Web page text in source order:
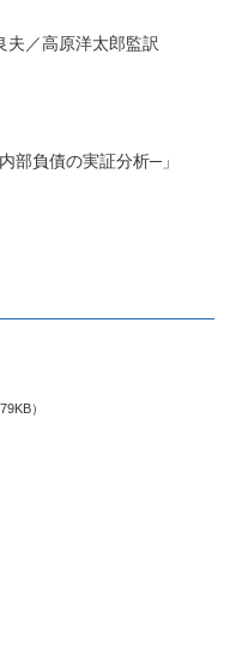
／高原洋太郎監訳
部負債の実証分析─」
）